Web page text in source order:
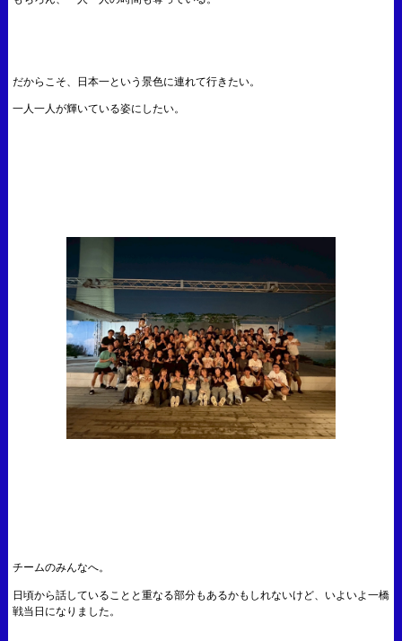
だからこそ、日本一という景色に連れて行きたい。
一人一人が輝いている姿にしたい。
チームのみんなへ。
日頃から話していることと重なる部分もあるかもしれないけど、いよいよ一橋
戦当日になりました。